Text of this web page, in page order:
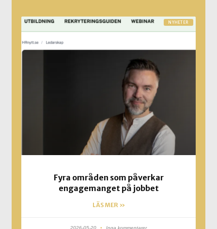
NYHETER
Fyra områden som påverkar
engagemanget på jobbet
LÄS MER »
2026-05-20 Inga kommentarer